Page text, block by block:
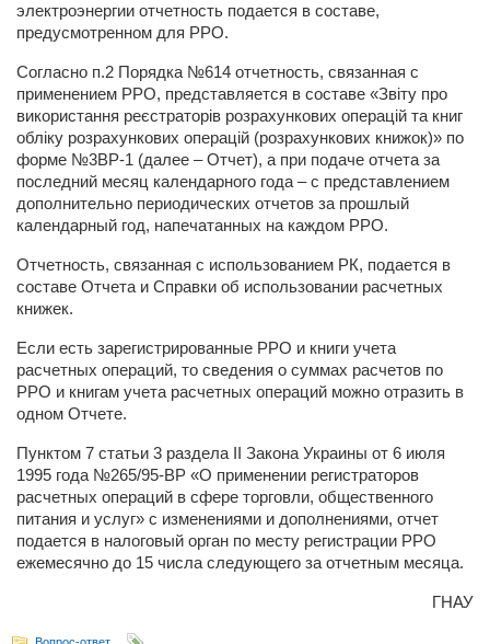
электроэнергии отчетность подается в составе,
предусмотренном для РРО.
Согласно п.2 Порядка №614 отчетность, связанная с
применением РРО, представляется в составе «Звіту про
використання реєстраторів розрахункових операцій та книг
обліку розрахункових операцій (розрахункових книжок)» по
форме №3ВР-1 (далее – Отчет), а при подаче отчета за
последний месяц календарного года – с представлением
дополнительно периодических отчетов за прошлый
календарный год, напечатанных на каждом РРО.
Отчетность, связанная с использованием РК, подается в
составе Отчета и Справки об использовании расчетных
книжек.
Если есть зарегистрированные РРО и книги учета
расчетных операций, то сведения о суммах расчетов по
РРО и книгам учета расчетных операций можно отразить в
одном Отчете.
Пунктом 7 статьи 3 раздела ІІ Закона Украины от 6 июля
1995 года №265/95-ВР «О применении регистраторов
расчетных операций в сфере торговли, общественного
питания и услуг» с изменениями и дополнениями, отчет
подается в налоговый орган по месту регистрации РРО
ежемесячно до 15 числа следующего за отчетным месяца.
ГНАУ